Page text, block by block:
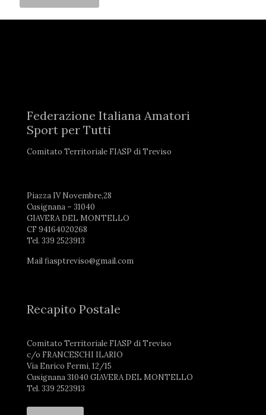
Federazione Italiana Amatori
Sport per Tutti
Comitato Territoriale FIASP di Treviso
Piazza IV Novembre,28
Cusignana – 31040
GIAVERA DEL MONTELLO
CF 94164020268
Tel. 339 2523913
Mail fiasptreviso@gmail.com
Recapito Postale
Comitato Territoriale FIASP di Treviso
c/o FRANCESCHI ILARIO
Via Enrico Fermi, 12/15
Cusignana 31040 GIAVERA DEL MONTELLO
Tel. 339 2523913